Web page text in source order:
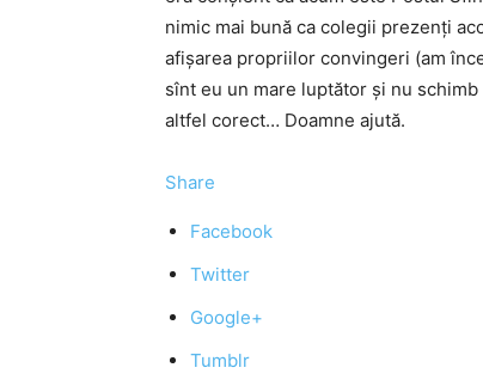
nimic mai bună ca colegii prezenţi
afişarea propriilor convingeri (am
sînt eu un mare luptător şi nu
altfel corect… Doamne ajută.
Share
Facebook
Twitter
Google+
Tumblr